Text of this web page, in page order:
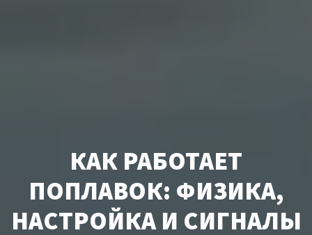
КАК РАБОТАЕТ
ПОПЛАВОК: ФИЗИКА,
НАСТРОЙКА И СИГНАЛЫ